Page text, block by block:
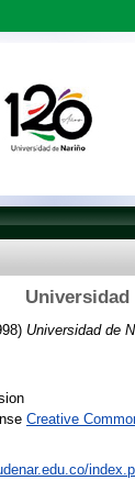
Universidad de
Creative